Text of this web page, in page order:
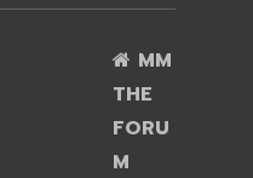
MM
THE
FORU
M